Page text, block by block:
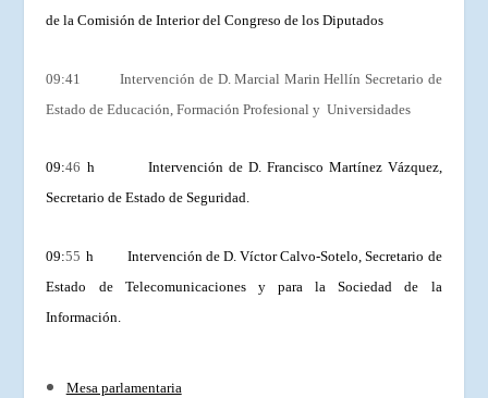
de la Comisión de Interior del Congreso de los Diputados
09:41 Intervención de D. Marcial Marin Hellín Secretario de
Estado de Educación, Formación Profesional y Universidades
09:46 h Intervención de D. Francisco Martínez Vázquez,
Secretario de Estado de Seguridad.
09:55 h Intervención de D. Víctor Calvo-Sotelo, Secretario de
Estado de Telecomunicaciones y para la Sociedad de la
Información.
Mesa parlamentaria